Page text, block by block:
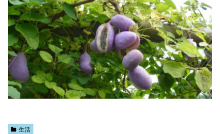
生活